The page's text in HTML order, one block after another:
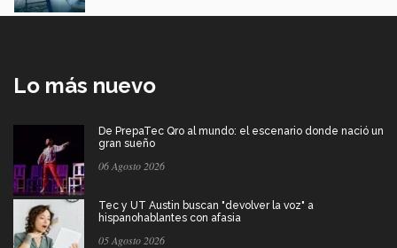
Lo más nuevo
De PrepaTec Qro al mundo: el escenario donde nació un
gran sueño
06 Agosto 2026
Tec y UT Austin buscan "devolver la voz" a
hispanohablantes con afasia
05 Agosto 2026